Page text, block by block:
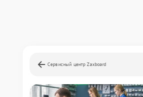
Сервисный центр Zaxboard